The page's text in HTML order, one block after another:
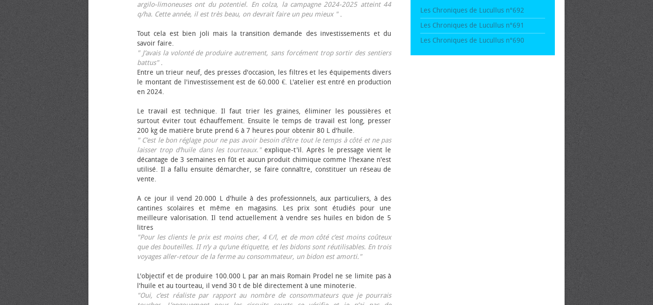
argilo-limoneuses ont du potentiel. En colza, la campagne 2024-2025 atteint 44
q/ha. Cette année, il est très beau, on devrait faire un peu mieux ".
Tout cela est bien joli mais la transition demande des investissements et du
savoir faire.
" J’avais la volonté de produire autrement, sans forcément trop sortir des sentiers
battus".
Entre un trieur neuf, des presses d'occasion, les filtres et les équipements divers
le montant de l'investissement est de 60.000 €. L'atelier est entré en production
en 2024.
Le travail est technique. Il faut trier les graines, éliminer les poussières et
surtout éviter tout échauffement. Ensuite le temps de travail est long, presser
200 kg de matière brute prend 6 à 7 heures pour obtenir 80 L d'huile.
" C’est le bon réglage pour ne pas avoir besoin d’être tout le temps à côté et ne pas
laisser trop d’huile dans les tourteaux."explique-t'il. Après le pressage vient le
décantage de 3 semaines en fût et aucun produit chimique comme l'hexane n'est
utilisé. Il a fallu ensuite démarcher, se faire connaître, constituer un réseau de
vente.
A ce jour il vend 20.000 L d'huile à des professionnels, aux particuliers, à des
cantines scolaires et même en magasins. Les prix sont étudiés pour une
meilleure valorisation. Il tend actuellement à vendre ses huiles en bidon de 5
litres
"Pour les clients le prix est moins cher, 4 €/l, et de mon côté c’est moins coûteux
que des bouteilles. II n’y a qu’une étiquette, et les bidons sont réutilisables. En trois
voyages aller-retour de la ferme au consommateur, un bidon est amorti."
L'objectif et de produire 100.000 L par an mais Romain Prodel ne se limite pas à
l'huile et au tourteau, il vend 30 t de blé directement à une minoterie.
"Oui, c’est réaliste par rapport au nombre de consommateurs que je pourrais
Les Chroniques de Lucullus n°692
Les Chroniques de Lucullus n°691
Les Chroniques de Lucullus n°690